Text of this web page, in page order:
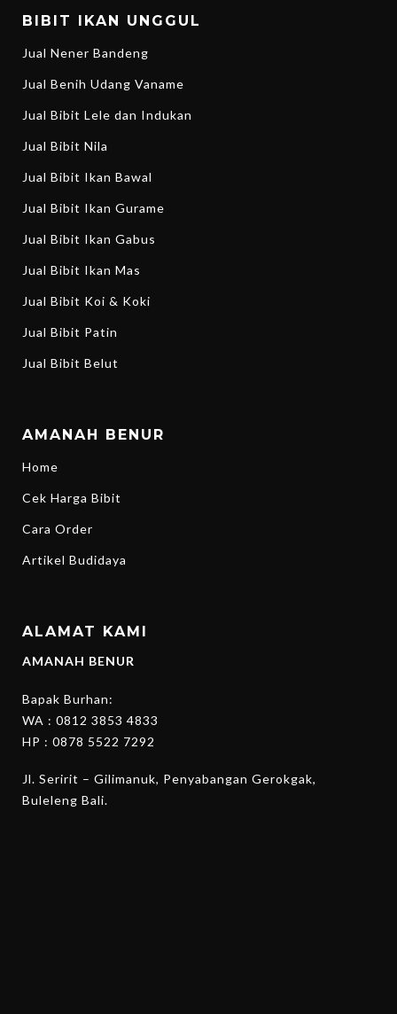
BIBIT IKAN UNGGUL
Jual Nener Bandeng
Jual Benih Udang Vaname
Jual Bibit Lele dan Indukan
Jual Bibit Nila
Jual Bibit Ikan Bawal
Jual Bibit Ikan Gurame
Jual Bibit Ikan Gabus
Jual Bibit Ikan Mas
Jual Bibit Koi & Koki
Jual Bibit Patin
Jual Bibit Belut
AMANAH BENUR
Home
Cek Harga Bibit
Cara Order
Artikel Budidaya
ALAMAT KAMI
AMANAH BENUR
Bapak Burhan:
WA : 0812 3853 4833
HP : 0878 5522 7292
Jl. Seririt – Gilimanuk, Penyabangan Gerokgak,
Buleleng Bali.